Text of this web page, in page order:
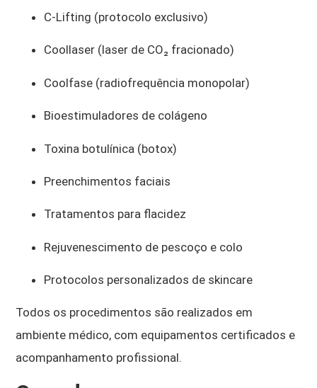
C-Lifting (protocolo exclusivo)
Coollaser (laser de CO₂ fracionado)
Coolfase (radiofrequência monopolar)
Bioestimuladores de colágeno
Toxina botulínica (botox)
Preenchimentos faciais
Tratamentos para flacidez
Rejuvenescimento de pescoço e colo
Protocolos personalizados de skincare
Todos os procedimentos são realizados em
ambiente médico, com equipamentos certificados e
acompanhamento profissional.